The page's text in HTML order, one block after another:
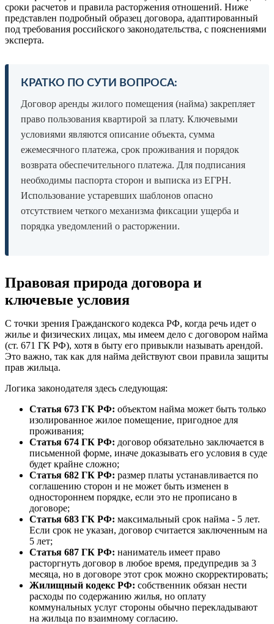
сроки расчетов и правила расторжения отношений. Ниже
представлен подробный образец договора, адаптированный
под требования российского законодательства, с пояснениями
эксперта.
КРАТКО ПО СУТИ ВОПРОСА:
Договор аренды жилого помещения (найма) закрепляет
право пользования квартирой за плату. Ключевыми
условиями являются описание объекта, сумма
ежемесячного платежа, срок проживания и порядок
возврата обеспечительного платежа. Для подписания
необходимы паспорта сторон и выписка из ЕГРН.
Использование устаревших шаблонов опасно
отсутствием четкого механизма фиксации ущерба и
порядка уведомлений о расторжении.
Правовая природа договора и
ключевые условия
С точки зрения Гражданского кодекса РФ, когда речь идет о
жилье и физических лицах, мы имеем дело с договором найма
(ст. 671 ГК РФ), хотя в быту его привыкли называть арендой.
Это важно, так как для найма действуют свои правила защиты
прав жильца.
Логика законодателя здесь следующая:
Статья 673 ГК РФ: объектом найма может быть только
изолированное жилое помещение, пригодное для
проживания;
Статья 674 ГК РФ: договор обязательно заключается в
письменной форме, иначе доказывать его условия в суде
будет крайне сложно;
Статья 682 ГК РФ: размер платы устанавливается по
соглашению сторон и не может быть изменен в
одностороннем порядке, если это не прописано в
договоре;
Статья 683 ГК РФ: максимальный срок найма - 5 лет.
Если срок не указан, договор считается заключенным на
5 лет;
Статья 687 ГК РФ: наниматель имеет право
расторгнуть договор в любое время, предупредив за 3
месяца, но в договоре этот срок можно скорректировать;
Жилищный кодекс РФ: собственник обязан нести
расходы по содержанию жилья, но оплату
коммунальных услуг стороны обычно перекладывают
на жильца по взаимному согласию.